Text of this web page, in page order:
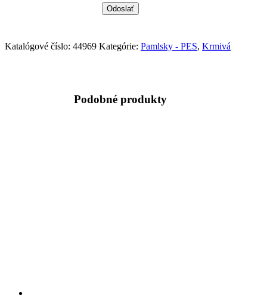
Katalógové číslo: 44969 Kategórie: Pamlsky - PES, Krmivá
Podobné produkty